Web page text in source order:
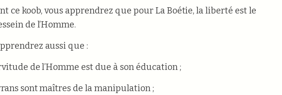
ce koob, vous apprendrez que pour La Boétie, la liberté est le
de l’Homme.
aussi que :
de l’Homme est due à son éducation ;
sont maîtres de la manipulation ;